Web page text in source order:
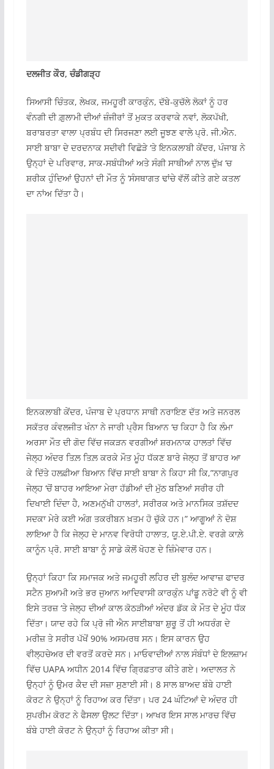
ਦਲਜੀਤ ਕੌਰ, ਚੰਡੀਗੜ੍ਹ
ਸਿਆਸੀ ਚਿੰਤਕ, ਲੇਖਕ, ਜਮਹੂਰੀ ਕਾਰਕੁੰਨ, ਦੱਬੇ-ਕੁਚੱਲੇ ਲੋਕਾਂ ਨੂੰ ਹਰ
ਵੰਨਗੀ ਦੀ ਗ਼ੁਲਾਮੀ ਦੀਆਂ ਜ਼ੰਜੀਰਾਂ ਤੋਂ ਮੁਕਤ ਕਰਵਾਕੇ ਨਵਾਂ, ਲੋਕਪੱਖੀ,
ਬਰਾਬਰਤਾ ਵਾਲਾ ਪ੍ਰਬੰਧ ਦੀ ਸਿਰਜਣਾ ਲਈ ਜੂਝਣ ਵਾਲੇ ਪ੍ਰੋ. ਜੀ.ਐਨ.
ਸਾਈ ਬਾਬਾ ਦੇ ਦਰਦਨਾਕ ਸਦੀਵੀ ਵਿਛੋੜੇ ‘ਤੇ ਇਨਕਲਾਬੀ ਕੇਂਦਰ, ਪੰਜਾਬ ਨੇ
ਉਨ੍ਹਾਂ ਦੇ ਪਰਿਵਾਰ, ਸਾਕ-ਸਬੰਧੀਆਂ ਅਤੇ ਸੰਗੀ ਸਾਥੀਆਂ ਨਾਲ ਦੁੱਖ਼ ‘ਚ
ਸ਼ਰੀਕ ਹੁੰਦਿਆਂ ਉਹਨਾਂ ਦੀ ਮੌਤ ਨੂੰ ‘ਸੰਸਥਾਗਤ ਢਾਂਚੇ ਵੱਲੋਂ ਕੀਤੇ ਗਏ ਕਤਲ’
ਦਾ ਨਾਂਅ ਦਿੱਤਾ ਹੈ।
ਇਨਕਲਾਬੀ ਕੇਂਦਰ, ਪੰਜਾਬ ਦੇ ਪ੍ਰਧਾਨ ਸਾਥੀ ਨਰਾਇਣ ਦੱਤ ਅਤੇ ਜਨਰਲ
ਸਕੱਤਰ ਕੰਵਲਜੀਤ ਖੰਨਾ ਨੇ ਜਾਰੀ ਪ੍ਰੈਸ ਬਿਆਨ ‘ਚ ਕਿਹਾ ਹੈ ਕਿ ਲੰਮਾ
ਅਰਸਾ ਮੌਤ ਦੀ ਗੋਦ ਵਿੱਚ ਜਕੜਨ ਵਰਗੀਆਂ ਸ਼ਰਮਨਾਕ ਹਾਲਤਾਂ ਵਿੱਚ
ਜੇਲ੍ਹ ਅੰਦਰ ਤਿਲ਼ ਤਿਲ਼ ਕਰਕੇ ਮੌਤ ਮੂੰਹ ਧੱਕਣ ਬਾਰੇ ਜੇਲ੍ਹ ਤੋਂ ਬਾਹਰ ਆ
ਕੇ ਦਿੱਤੇ ਹਲਫ਼ੀਆ ਬਿਆਨ ਵਿੱਚ ਸਾਈ ਬਾਬਾ ਨੇ ਕਿਹਾ ਸੀ ਕਿ,”ਨਾਗਪੁਰ
ਜੇਲ੍ਹ ‘ਚੋਂ ਬਾਹਰ ਆਇਆ ਮੇਰਾ ਹੱਡੀਆਂ ਦੀ ਮੁੱਠ ਬਣਿਆਂ ਸਰੀਰ ਹੀ
ਦਿਖਾਈ ਦਿੰਦਾ ਹੈ, ਅਣਮਨੁੱਖੀ ਹਾਲਤਾਂ, ਸਰੀਰਕ ਅਤੇ ਮਾਨਸਿਕ ਤਸ਼ੱਦਦ
ਸਦਕਾ ਮੇਰੇ ਕਈ ਅੰਗ ਤਕਰੀਬਨ ਖ਼ਤਮ ਹੋ ਚੁੱਕੇ ਹਨ।” ਆਗੂਆਂ ਨੇ ਦੋਸ਼
ਲਾਇਆ ਹੈ ਕਿ ਜੇਲ੍ਹ ਦੇ ਮਾਨਵ ਵਿਰੋਧੀ ਹਾਲਾਤ, ਯੂ.ਏ.ਪੀ.ਏ. ਵਰਗੇ ਕਾਲ਼ੇ
ਕਾਨੂੰਨ ਪ੍ਰੋ. ਸਾਈ ਬਾਬਾ ਨੂੰ ਸਾਡੇ ਕੋਲੋਂ ਖੋਹਣ ਦੇ ਜ਼ਿੰਮੇਵਾਰ ਹਨ।
ਉਨ੍ਹਾਂ ਕਿਹਾ ਕਿ ਸਮਾਜਕ ਅਤੇ ਜਮਹੂਰੀ ਲਹਿਰ ਦੀ ਬੁਲੰਦ ਆਵਾਜ਼ ਫਾਦਰ
ਸਟੈਨ ਸੁਆਮੀ ਅਤੇ ਭਰ ਜੁਆਨ ਆਦਿਵਾਸੀ ਕਾਰਕੁੰਨ ਪਾਂਡੂ ਨਰੋਟੇ ਵੀ ਨੂੰ ਵੀ
ਇਸੇ ਤਰਜ਼ ‘ਤੇ ਜੇਲ੍ਹ ਦੀਆਂ ਕਾਲ ਕੋਠੜੀਆਂ ਅੰਦਰ ਡੱਕ ਕੇ ਮੌਤ ਦੇ ਮੂੰਹ ਧੱਕ
ਦਿੱਤਾ। ਯਾਦ ਰਹੇ ਕਿ ਪ੍ਰੋ ਜੀ ਐਨ ਸਾਈਬਾਬਾ ਸ਼ੁਰੂ ਤੋਂ ਹੀ ਅਧਰੰਗ ਦੇ
ਮਰੀਜ਼ ਤੇ ਸਰੀਰ ਪੱਖੋਂ 90% ਅਸਮਰਥ ਸਨ। ਇਸ ਕਾਰਨ ਉਹ
ਵੀਲ੍ਹਚੇਅਰ ਦੀ ਵਰਤੋਂ ਕਰਦੇ ਸਨ। ਮਾਓਵਾਦੀਆਂ ਨਾਲ ਸੰਬੰਧਾਂ ਦੇ ਇਲਜ਼ਾਮ
ਵਿੱਚ UAPA ਅਧੀਨ 2014 ਵਿੱਚ ਗ੍ਰਿਫ਼ਤਾਰ ਕੀਤੇ ਗਏ। ਅਦਾਲਤ ਨੇ
ਉਨ੍ਹਾਂ ਨੂੰ ਉਮਰ ਕੈਦ ਦੀ ਸਜ਼ਾ ਸੁਣਾਈ ਸੀ। 8 ਸਾਲ ਬਾਅਦ ਬੰਬੇ ਹਾਈ
ਕੋਰਟ ਨੇ ਉਨ੍ਹਾਂ ਨੂੰ ਰਿਹਾਅ ਕਰ ਦਿੱਤਾ। ਪਰ 24 ਘੰਟਿਆਂ ਦੇ ਅੰਦਰ ਹੀ
ਸੁਪਰੀਮ ਕੋਰਟ ਨੇ ਫੈਸਲਾ ਉਲਟ ਦਿੱਤਾ। ਆਖਰ ਇਸ ਸਾਲ ਮਾਰਚ ਵਿੱਚ
ਬੰਬੇ ਹਾਈ ਕੋਰਟ ਨੇ ਉਨ੍ਹਾਂ ਨੂੰ ਰਿਹਾਅ ਕੀਤਾ ਸੀ।